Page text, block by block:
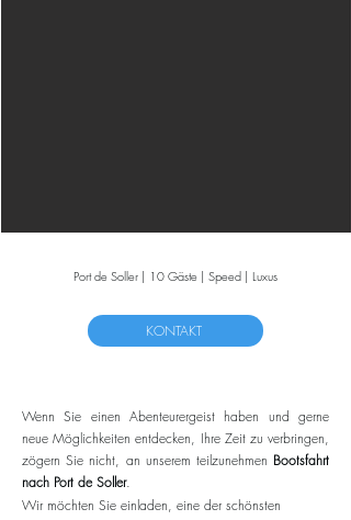
Port de Soller | 10 Gäste | Speed | Luxus
KONTAKT
Wenn Sie einen Abenteurergeist haben und gerne
neue Möglichkeiten entdecken, Ihre Zeit zu verbringen,
zögern Sie nicht, an unserem teilzunehmen Bootsfahrt
nach Port de Soller.
Wir möchten Sie einladen, eine der schönsten